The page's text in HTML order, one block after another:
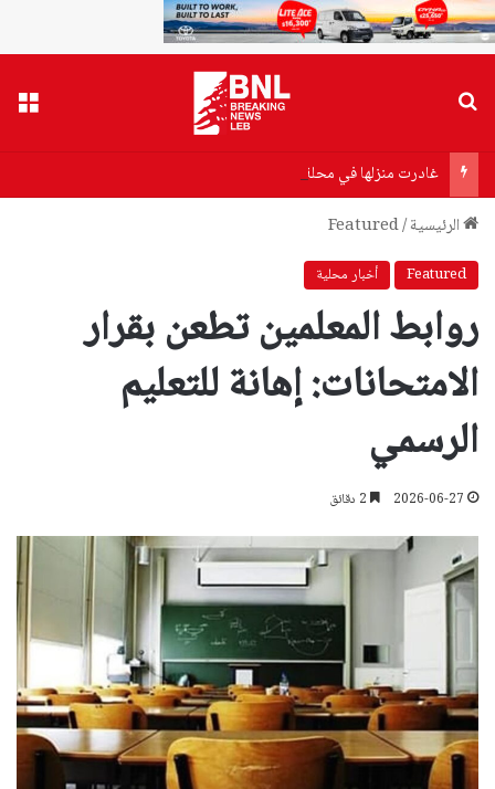
الرئيسية/
Featured
Featured أخبار محلية
روابط المعلمين تطعن بقرار
الامتحانات: إهانة للتعليم
الرسمي
2026-06-27